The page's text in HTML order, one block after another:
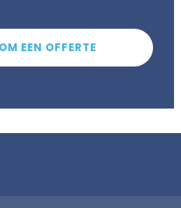
EEN OFFERTE